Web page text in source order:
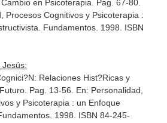
en Psicoterapia. Pag. 67-80.
Procesos Cognitivos y Psicoterapia :
. Fundamentos. 1998. ISBN
Relaciones Hist?Ricas y
Pag. 13-56. En: Personalidad,
y Psicoterapia : un Enfoque
Fundamentos. 1998. ISBN 84-245-